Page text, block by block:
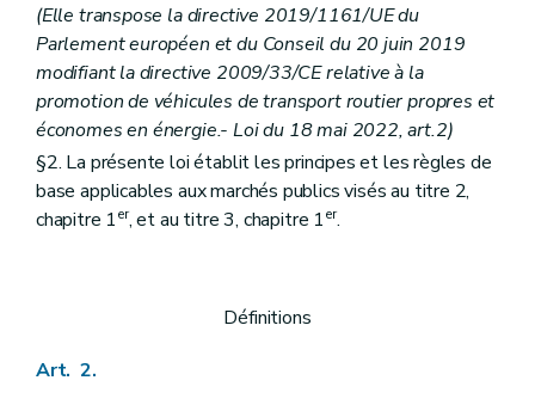
Art. 58
Art. 59
Section 2
Publication et transparence
Art. 60
Art. 61
Art. 62
Art. 63
Art. 64
Art. 65
Section 3 Choix des participants et attribution des marchés
(Elle transpose la directive 2019/1161/UE du
Parlement européen et du Conseil du 20 juin 2019
modifiant la directive 2009/33/CE relative à la
promotion de véhicules de transport routier propres et
économes en énergie.- Loi du 18 mai 2022, art.2)
§2. La présente loi établit les principes et les règles de
base applicables aux marchés publics visés au titre 2,
chapitre 1er, et au titre 3, chapitre 1er.
Définitions
Art. 2.